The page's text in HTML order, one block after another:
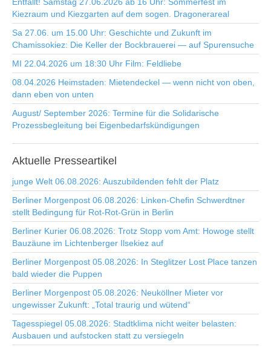
Kiezraum und Kiezgarten auf dem sogen. Dragonerareal
Sa 27.06. um 15.00 Uhr: Geschichte und Zukunft im
Chamissokiez: Die Keller der Bockbrauerei — auf Spurensuche
MI 22.04.2026 um 18:30 Uhr Film: Feldliebe
08.04.2026 Heimstaden: Mietendeckel — wenn nicht von oben,
dann eben von unten
August/ September 2026: Termine für die Solidarische
Prozessbegleitung bei Eigenbedarfskündigungen
Aktuelle Presseartikel
junge Welt 06.08.2026: Auszubildenden fehlt der Platz
Berliner Morgenpost 06.08.2026: Linken-Chefin Schwerdtner
stellt Bedingung für Rot-Rot-Grün in Berlin
Berliner Kurier 06.08.2026: Trotz Stopp vom Amt: Howoge stellt
Bauzäune im Lichtenberger Ilsekiez auf
Berliner Morgenpost 05.08.2026: In Steglitzer Lost Place tanzen
bald wieder die Puppen
Berliner Morgenpost 05.08.2026: Neuköllner Mieter vor
ungewisser Zukunft: „Total traurig und wütend“
Tagesspiegel 05.08.2026: Stadtklima nicht weiter belasten:
Ausbauen und aufstocken statt zu versiegeln